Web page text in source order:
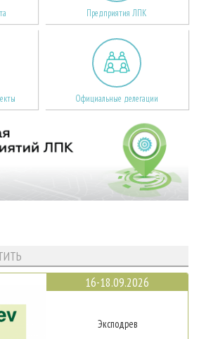
Предприятия ЛПК
Официальные делегации
16-18.09.2026
Эксподрев